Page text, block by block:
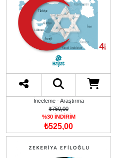
İnceleme - Araştırma
₺750,00
%30 İNDİRİM
₺525,00